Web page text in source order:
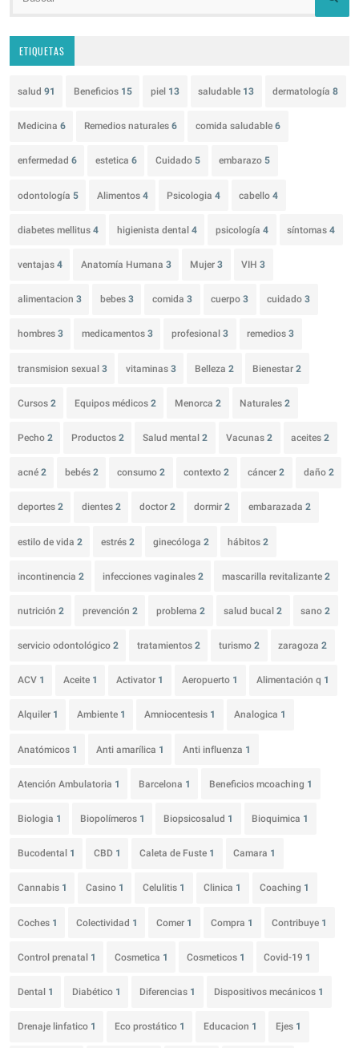
ETIQUETAS
salud 91 Beneficios 15 piel 13 saludable 13 dermatología8
Medicina 6 Remedios naturales 6 comida saludable 6
enfermedad 6 estetica 6 Cuidado 5 embarazo 5
odontología 5 Alimentos 4 Psicologia 4 cabello4
diabetes mellitus 4 higienista dental 4 psicología 4 síntomas4
ventajas 4 Anatomía Humana 3 Mujer 3 VIH3
alimentacion 3 bebes 3 comida 3 cuerpo3 cuidado3
hombres 3 medicamentos 3 profesional 3 remedios3
transmision sexual 3 vitaminas 3 Belleza 2 Bienestar2
Cursos 2 Equipos médicos 2 Menorca 2 Naturales2
Pecho 2 Productos 2 Salud mental 2 Vacunas2 aceites2
acné 2 bebés 2 consumo 2 contexto2 cáncer2 daño 2
deportes 2 dientes 2 doctor 2 dormir2 embarazada2
estilo de vida 2 estrés 2 ginecóloga 2 hábitos2
incontinencia 2 infecciones vaginales 2 mascarilla revitalizante 2
nutrición 2 prevención 2 problema 2 salud bucal2 sano2
servicio odontológico 2 tratamientos 2 turismo 2 zaragoza2
ACV 1 Aceite 1 Activator 1 Aeropuerto 1 Alimentación q 1
Alquiler 1 Ambiente 1 Amniocentesis 1 Analogica 1
Anatómicos 1 Anti amarílica 1 Anti influenza 1
Atención Ambulatoria 1 Barcelona 1 Beneficios mcoaching 1
Biologia 1 Biopolímeros 1 Biopsicosalud 1 Bioquimica 1
Bucodental 1 CBD 1 Caleta de Fuste 1 Camara 1
Cannabis 1 Casino 1 Celulitis 1 Clinica 1 Coaching 1
Coches 1 Colectividad 1 Comer 1 Compra 1 Contribuye 1
Control prenatal 1 Cosmetica 1 Cosmeticos 1 Covid-19 1
Dental 1 Diabético 1 Diferencias 1 Dispositivos mecánicos 1
Drenaje linfatico 1 Eco prostático 1 Educacion 1 Ejes 1